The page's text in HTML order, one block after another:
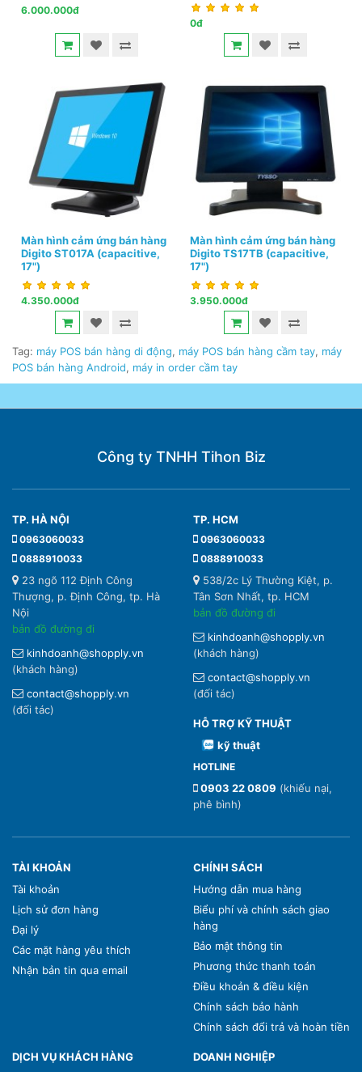
6.000.000đ
0đ
Màn hình cảm ứng bán hàng
Digito ST017A (capacitive,
17")
4.350.000đ
Màn hình cảm ứng bán hàng
Digito TS17TB (capacitive,
17")
3.950.000đ
Tag: máy POS bán hàng di động, máy POS bán hàng cầm tay, máy
POS bán hàng Android, máy in order cầm tay
Công ty TNHH Tihon Biz
TP. HÀ NỘI
0963060033
0888910033
23 ngõ 112 Định Công
Thượng, p. Định Công, tp. Hà
Nội
bản đồ đường đi
kinhdoanh@shopply.vn
(khách hàng)
contact@shopply.vn
(đối tác)
TP. HCM
0963060033
0888910033
538/2c Lý Thường Kiệt, p.
Tân Sơn Nhất, tp. HCM
bản đồ đường đi
kinhdoanh@shopply.vn
(khách hàng)
contact@shopply.vn
(đối tác)
HỖ TRỢ KỸ THUẬT
kỹ thuật
HOTLINE
0903 22 0809 (khiếu nại,
phê bình)
TÀI KHOẢN
Tài khoản
Lịch sử đơn hàng
Đại lý
Các mặt hàng yêu thích
Nhận bản tin qua email
CHÍNH SÁCH
Hướng dẫn mua hàng
Biểu phí và chính sách giao
hàng
Bảo mật thông tin
Phương thức thanh toán
Điều khoản & điều kiện
Chính sách bảo hành
Chính sách đổi trả và hoàn tiền
DỊCH VỤ KHÁCH HÀNG DOANH NGHIỆP